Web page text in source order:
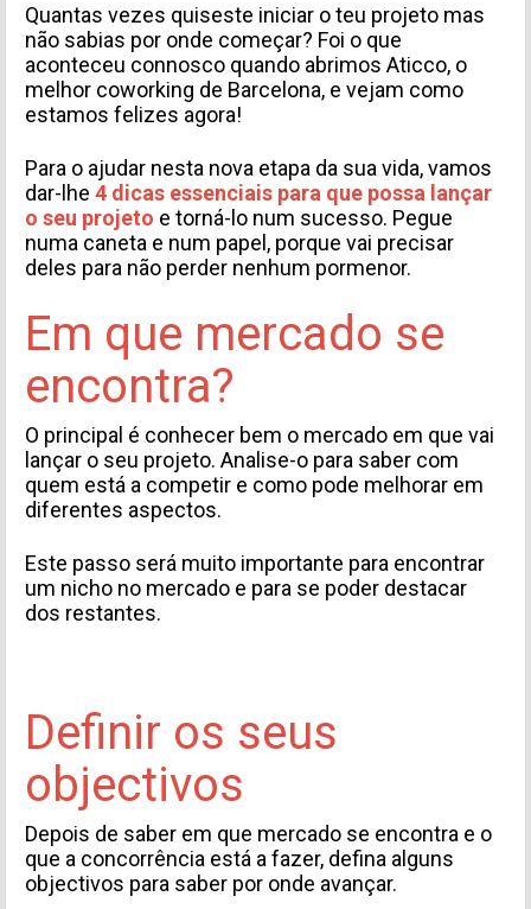
Quantas vezes quiseste iniciar o teu projeto mas
não sabias por onde começar? Foi o que
aconteceu connosco quando abrimos Aticco, o
melhor coworking de Barcelona, e vejam como
estamos felizes agora!
Para o ajudar nesta nova etapa da sua vida, vamos
dar-lhe 4 dicas essenciais para que possa lançar
o seu projeto e torná-lo num sucesso. Pegue
numa caneta e num papel, porque vai precisar
deles para não perder nenhum pormenor.
Em que mercado se
encontra?
O principal é conhecer bem o mercado em que vai
lançar o seu projeto. Analise-o para saber com
quem está a competir e como pode melhorar em
diferentes aspectos.
Este passo será muito importante para encontrar
um nicho no mercado e para se poder destacar
dos restantes.
Definir os seus
objectivos
Depois de saber em que mercado se encontra e o
que a concorrência está a fazer, defina alguns
objectivos para saber por onde avançar.